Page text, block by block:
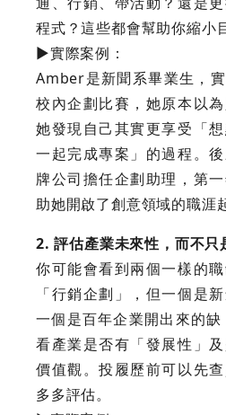
程式？這些都會幫助你縮小
►實際案例：
Amber是新聞系畢業生，
校內企劃比賽，她原本以
她發現自己其實更享受「
一起完成專案」的過程。
牌公司擔任企劃助理，第
助她開啟了創意領域的職涯
2. 評估產業未來性，而不只
你可能會看到兩個一樣的
「行銷企劃」，但一個是
一個是百年企業開出來的
看產業是否有「發展性」
價值觀。投履歷前可以先
多多評估。